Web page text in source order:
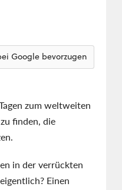
Google bevorzugen
zum weltweiten
finden, die
in der verrückten
Einen